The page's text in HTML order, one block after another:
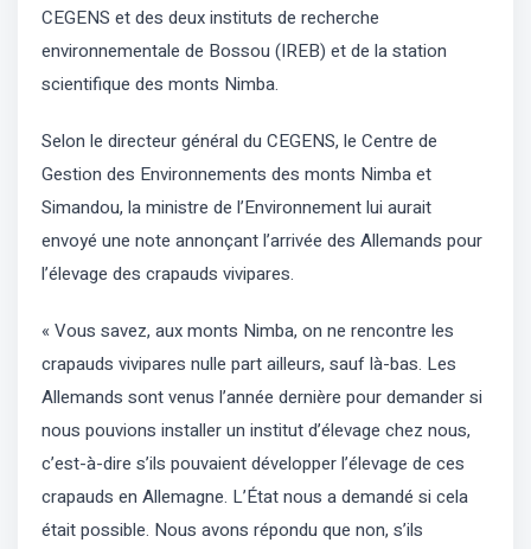
CEGENS et des deux instituts de recherche
environnementale de Bossou (IREB) et de la station
scientifique des monts Nimba.
Selon le directeur général du CEGENS, le Centre de
Gestion des Environnements des monts Nimba et
Simandou, la ministre de l’Environnement lui aurait
envoyé une note annonçant l’arrivée des Allemands pour
l’élevage des crapauds vivipares.
« Vous savez, aux monts Nimba, on ne rencontre les
crapauds vivipares nulle part ailleurs, sauf là-bas. Les
Allemands sont venus l’année dernière pour demander si
nous pouvions installer un institut d’élevage chez nous,
c’est-à-dire s’ils pouvaient développer l’élevage de ces
crapauds en Allemagne. L’État nous a demandé si cela
était possible. Nous avons répondu que non, s’ils